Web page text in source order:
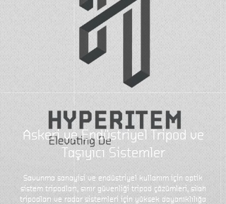
Askeri ve Endüstriyel Tripod ve
Taşıyıcı Sistemler
Savunma sanayisi ve endüstriyel kullanım için optik
sistem tripodları, sınır güvenliği tripod çözümleri, silah
tripodları ve radar sistemleri için yüksek dayanıklılığa